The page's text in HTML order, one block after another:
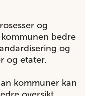
og
bedre
og
og etater.
kommuner kan